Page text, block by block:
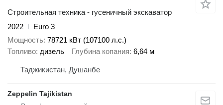
Строительная техника - гусеничный экскаватор
2022
Euro 3
Мощность 78721 кВт (107100 л.с.)
Топливо дизель Глубина копания 6,64 м
Таджикистан, Душанбе
Zeppelin Tajikistan